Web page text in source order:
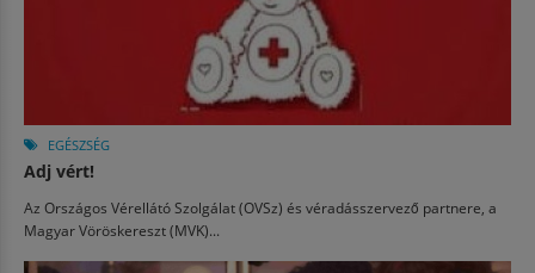
EGÉSZSÉG
Adj vért!
Az Országos Vérellátó Szolgálat (OVSz) és véradásszervező partnere, a
Magyar Vöröskereszt (MVK)...